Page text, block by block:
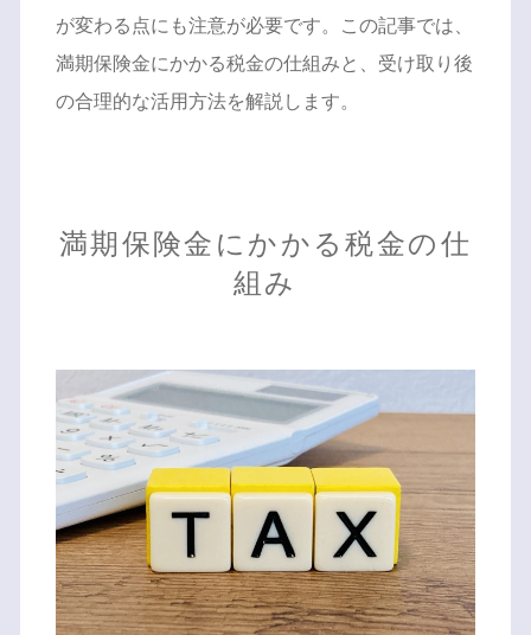
が変わる点にも注意が必要です。この記事では、
満期保険金にかかる税金の仕組みと、受け取り後
の合理的な活用方法を解説します。
満期保険金にかかる税金の仕
組み